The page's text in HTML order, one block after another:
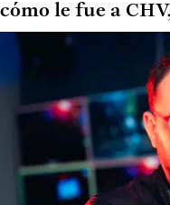
cómo le fue a